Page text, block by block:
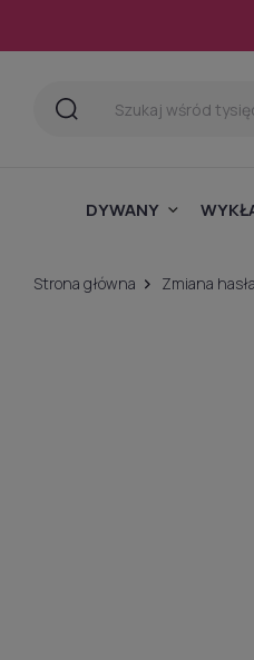
DYWANY
Strona główna Zmiana hasła